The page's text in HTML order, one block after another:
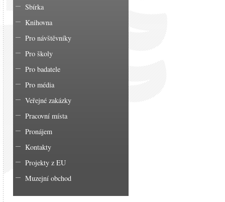
Sbírka
Knihovna
Pro návštěvníky
Pro školy
Pro badatele
Pro média
Veřejné zakázky
Pracovní místa
Pronájem
Kontakty
Projekty z EU
Muzejní obchod